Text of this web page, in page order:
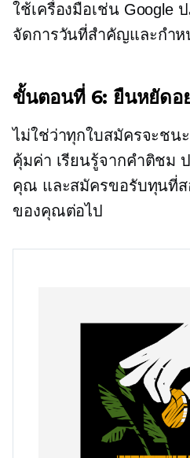
ใช้เครื่องมือเช่น Google
จัดการวันที่สำคัญและกำห
ขั้นตอนที่ 6: ยืนหยัดอ
ไม่ใช่ว่าทุกใบสมัครจะชน
คุ้มค่า เรียนรู้จากคำติชม
คุณ และสมัครขอรับทุนที่ส
ของคุณต่อไป